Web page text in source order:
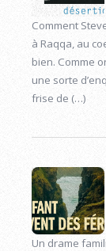
Comment
à Raqqa, au
bien. Comme
une sorte
frise de (…)
Un drame